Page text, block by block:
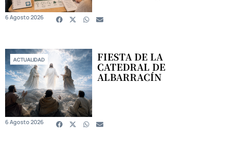
6 Agosto 2026
ACTUALIDAD FIESTA DE LA
CATEDRAL DE
ALBARRACÍN
6 Agosto 2026